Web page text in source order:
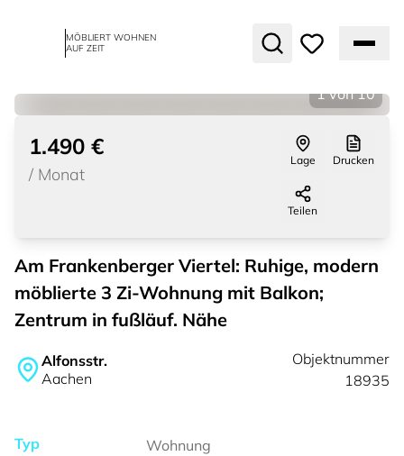
MÖBLIERT WOHNEN
AUF ZEIT
1 von 10
1.490 €
/ Monat
Lage Drucken
Teilen
Am Frankenberger Viertel: Ruhige, modern
möblierte 3 Zi-Wohnung mit Balkon;
Zentrum in fußläuf. Nähe
Alfonsstr.
Aachen
Objektnummer
18935
Typ
Wohnung